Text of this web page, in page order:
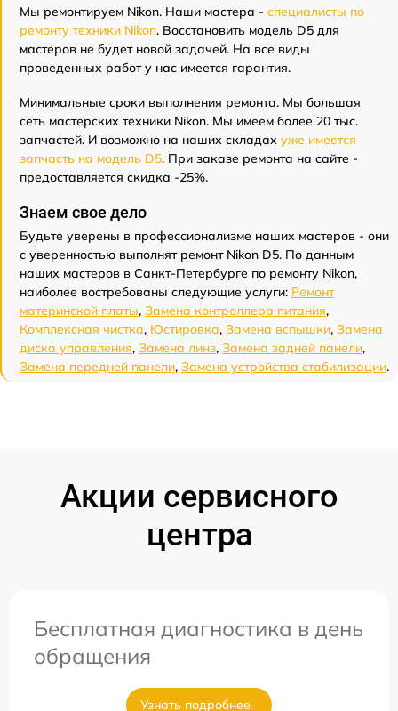
Мы ремонтируем Nikon. Наши мастера - специалисты по
ремонту техники Nikon. Восстановить модель D5 для
мастеров не будет новой задачей. На все виды
проведенных работ у нас имеется гарантия.
Минимальные сроки выполнения ремонта. Мы большая
сеть мастерских техники Nikon. Мы имеем более 20 тыс.
запчастей. И возможно на наших складах уже имеется
запчасть на модель D5. При заказе ремонта на сайте -
предоставляется скидка -25%.
Знаем свое дело
Будьте уверены в профессионализме наших мастеров - они
с уверенностью выполнят ремонт Nikon D5. По данным
наших мастеров в Санкт-Петербурге по ремонту Nikon,
наиболее востребованы следующие услуги: Ремонт
материнской платы, Замена контроллера питания,
Комплексная чистка, Юстировка, Замена вспышки, Замена
диска управления, Замена линз, Замена задней панели,
Замена передней панели, Замена устройства стабилизации.
Акции сервисного
центра
Бесплатная диагностика в день
обращения
Узнать подробнее